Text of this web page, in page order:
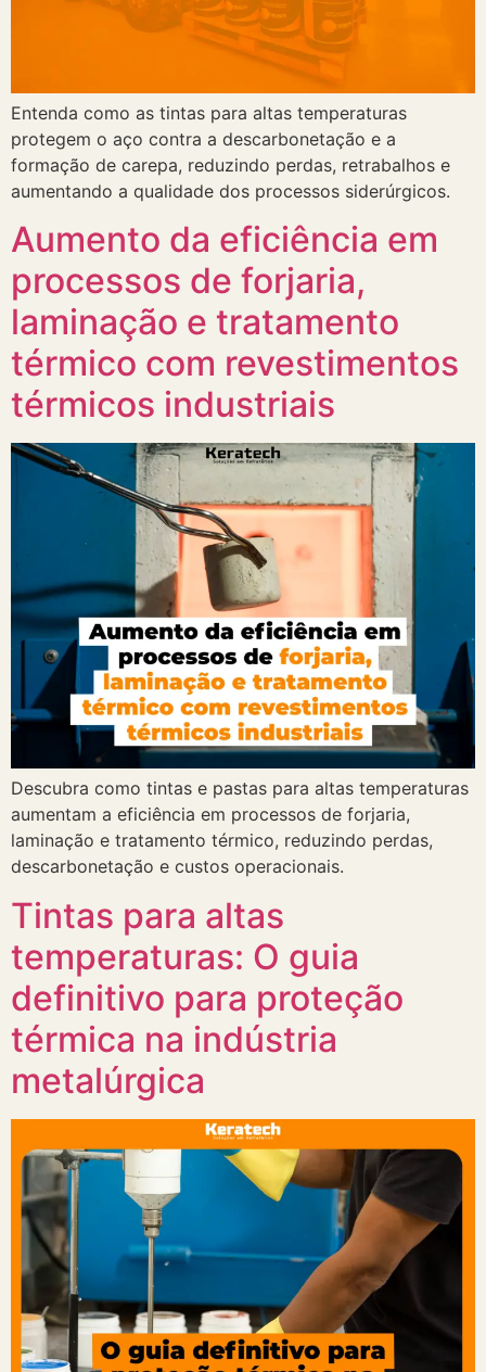
Entenda como as tintas para altas temperaturas
protegem o aço contra a descarbonetação e a
formação de carepa, reduzindo perdas, retrabalhos e
aumentando a qualidade dos processos siderúrgicos.
Aumento da eficiência em
processos de forjaria,
laminação e tratamento
térmico com revestimentos
térmicos industriais
Descubra como tintas e pastas para altas temperaturas
aumentam a eficiência em processos de forjaria,
laminação e tratamento térmico, reduzindo perdas,
descarbonetação e custos operacionais.
Tintas para altas
temperaturas: O guia
definitivo para proteção
térmica na indústria
metalúrgica